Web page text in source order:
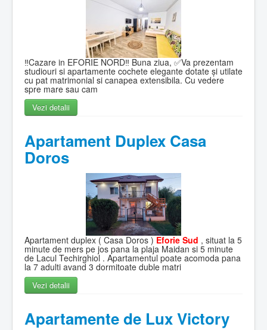
‼️Cazare in EFORIE NORD‼️ Buna ziua, ✅Va prezentam
studiouri si apartamente cochete elegante dotate și utilate
cu pat matrimonial si canapea extensibila. Cu vedere
spre mare sau cam
Vezi detalii
Apartament Duplex Casa
Doros
Apartament duplex ( Casa Doros )Eforie Sud , situat la 5
minute de mers pe jos pana la plaja Maidan si 5 minute
de Lacul Techirghiol . Apartamentul poate acomoda pana
la 7 adulti avand 3 dormitoate duble matri
Vezi detalii
Apartamente de Lux Victory